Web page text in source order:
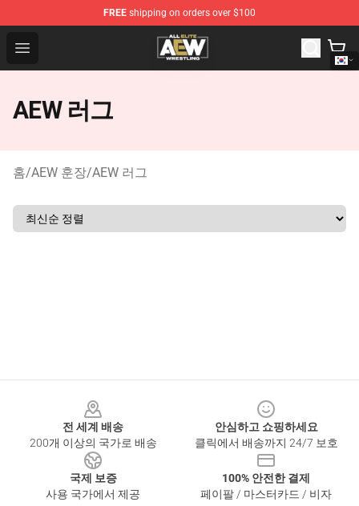
FREE shipping on orders over $100
Open menu
Aew Shop ⚡️ Official Aew Merchandise Store
AEW 러그
홈/AEW 훈장/AEW 러그
전 세계 배송
200개 이상의 국가로 배송
안심하고 쇼핑하세요
클릭에서 배송까지 24/7 보호
국제 보증
사용 국가에서 제공
100% 안전한 결제
페이팔 / 마스터카드 / 비자